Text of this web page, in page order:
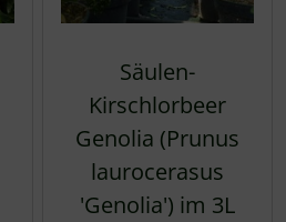
Säulen-
Kirschlorbeer
Genolia (Prunus
laurocerasus
'Genolia') im 3L